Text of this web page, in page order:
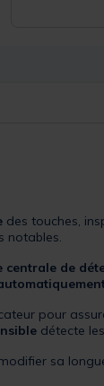
des touches,
notables.
centrale de
pour
détecte
sa